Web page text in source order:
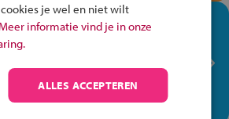
In de winkel ben je op je
plek!
Ontdek via het vmbo jouw talent
op de winkelvloer, waar elke dag
anders is!
je wel en niet wilt
Meer informatie vind je in onze
ALLES ACCEPTEREN